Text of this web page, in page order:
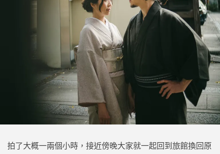
拍了大概一兩個小時，接近傍晚大家就一起回到旅館換回原